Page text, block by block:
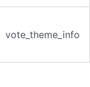
vote_theme_info